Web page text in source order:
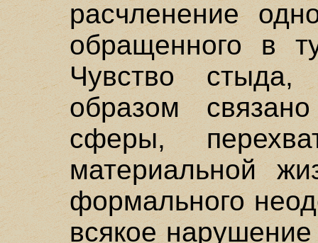
расчленение
обращенного в
Чувство стыда,
образом
сферы,
материальной
формального
всякое